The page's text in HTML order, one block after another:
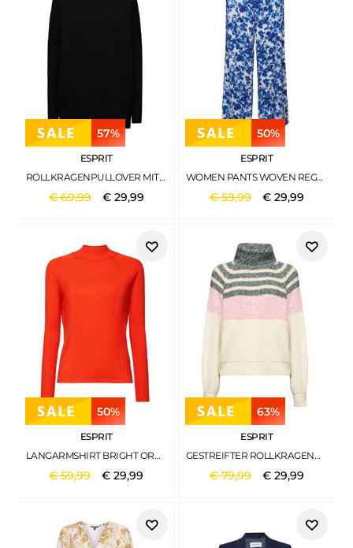
57%
ESPRIT
ROLLKRAGENPULLOVER MIT FLEDERMAUSÄRMELN BLACK
€69,99 € 29,99
50%
ESPRIT
WOMEN PANTS WOVEN REGULAR ICE 4
€59,99 € 29,99
50%
ESPRIT
LANGARMSHIRT BRIGHT ORANGE
€59,99 €29,99
63%
ESPRIT
GESTREIFTER ROLLKRAGENPULLOVER IN RIPPSTRICK ICE
€79,99 € 29,99